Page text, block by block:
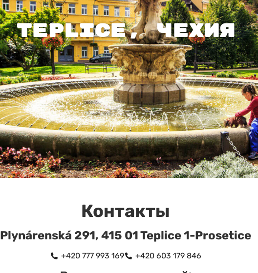
Teplice, Чехия
Контакты
Plynárenská 291, 415 01 Teplice 1-Prosetice
+420 777 993 169 +420 603 179 846